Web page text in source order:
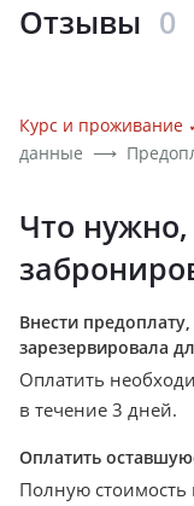
Отзывы 0
Курс и проживание
данные ⟶
Что
Внести
зарезервировала
Оплатить
в течение 3 дней.
Оплатить
Полную стоимость